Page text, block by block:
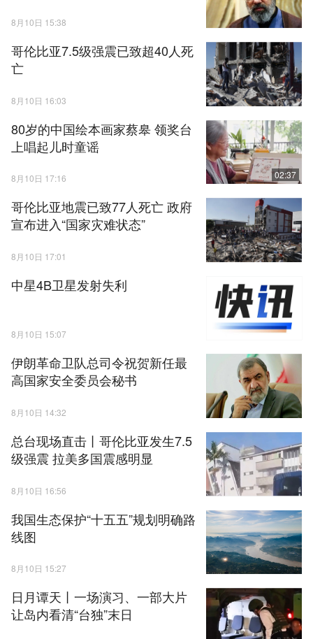
8月10日 15:38
哥伦比亚7.5级强震已致超40人死
亡
8月10日 16:03
80岁的中国绘本画家蔡皋 领奖台
上唱起儿时童谣
8月10日 17:16 02:37
哥伦比亚地震已致77人死亡 政府
宣布进入“国家灾难状态”
8月10日 17:01
中星4B卫星发射失利
8月10日 15:07
伊朗革命卫队总司令祝贺新任最
高国家安全委员会秘书
8月10日 14:32
总台现场直击丨哥伦比亚发生7.5
级强震 拉美多国震感明显
8月10日 16:56
我国生态保护“十五五”规划明确路
线图
8月10日 15:27
日月谭天丨一场演习、一部大片
让岛内看清“台独”末日